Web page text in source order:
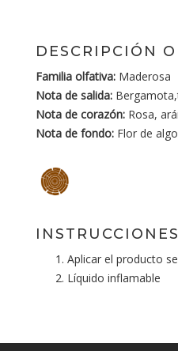
DESCRIPCIÓN
Familia olfativa: Maderosa
Nota de salida:
Nota de corazón: Rosa,
Nota de fondo: Flor de
Aplicar el producto
Líquido inflamable